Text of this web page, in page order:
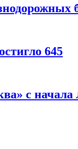
645
с начала